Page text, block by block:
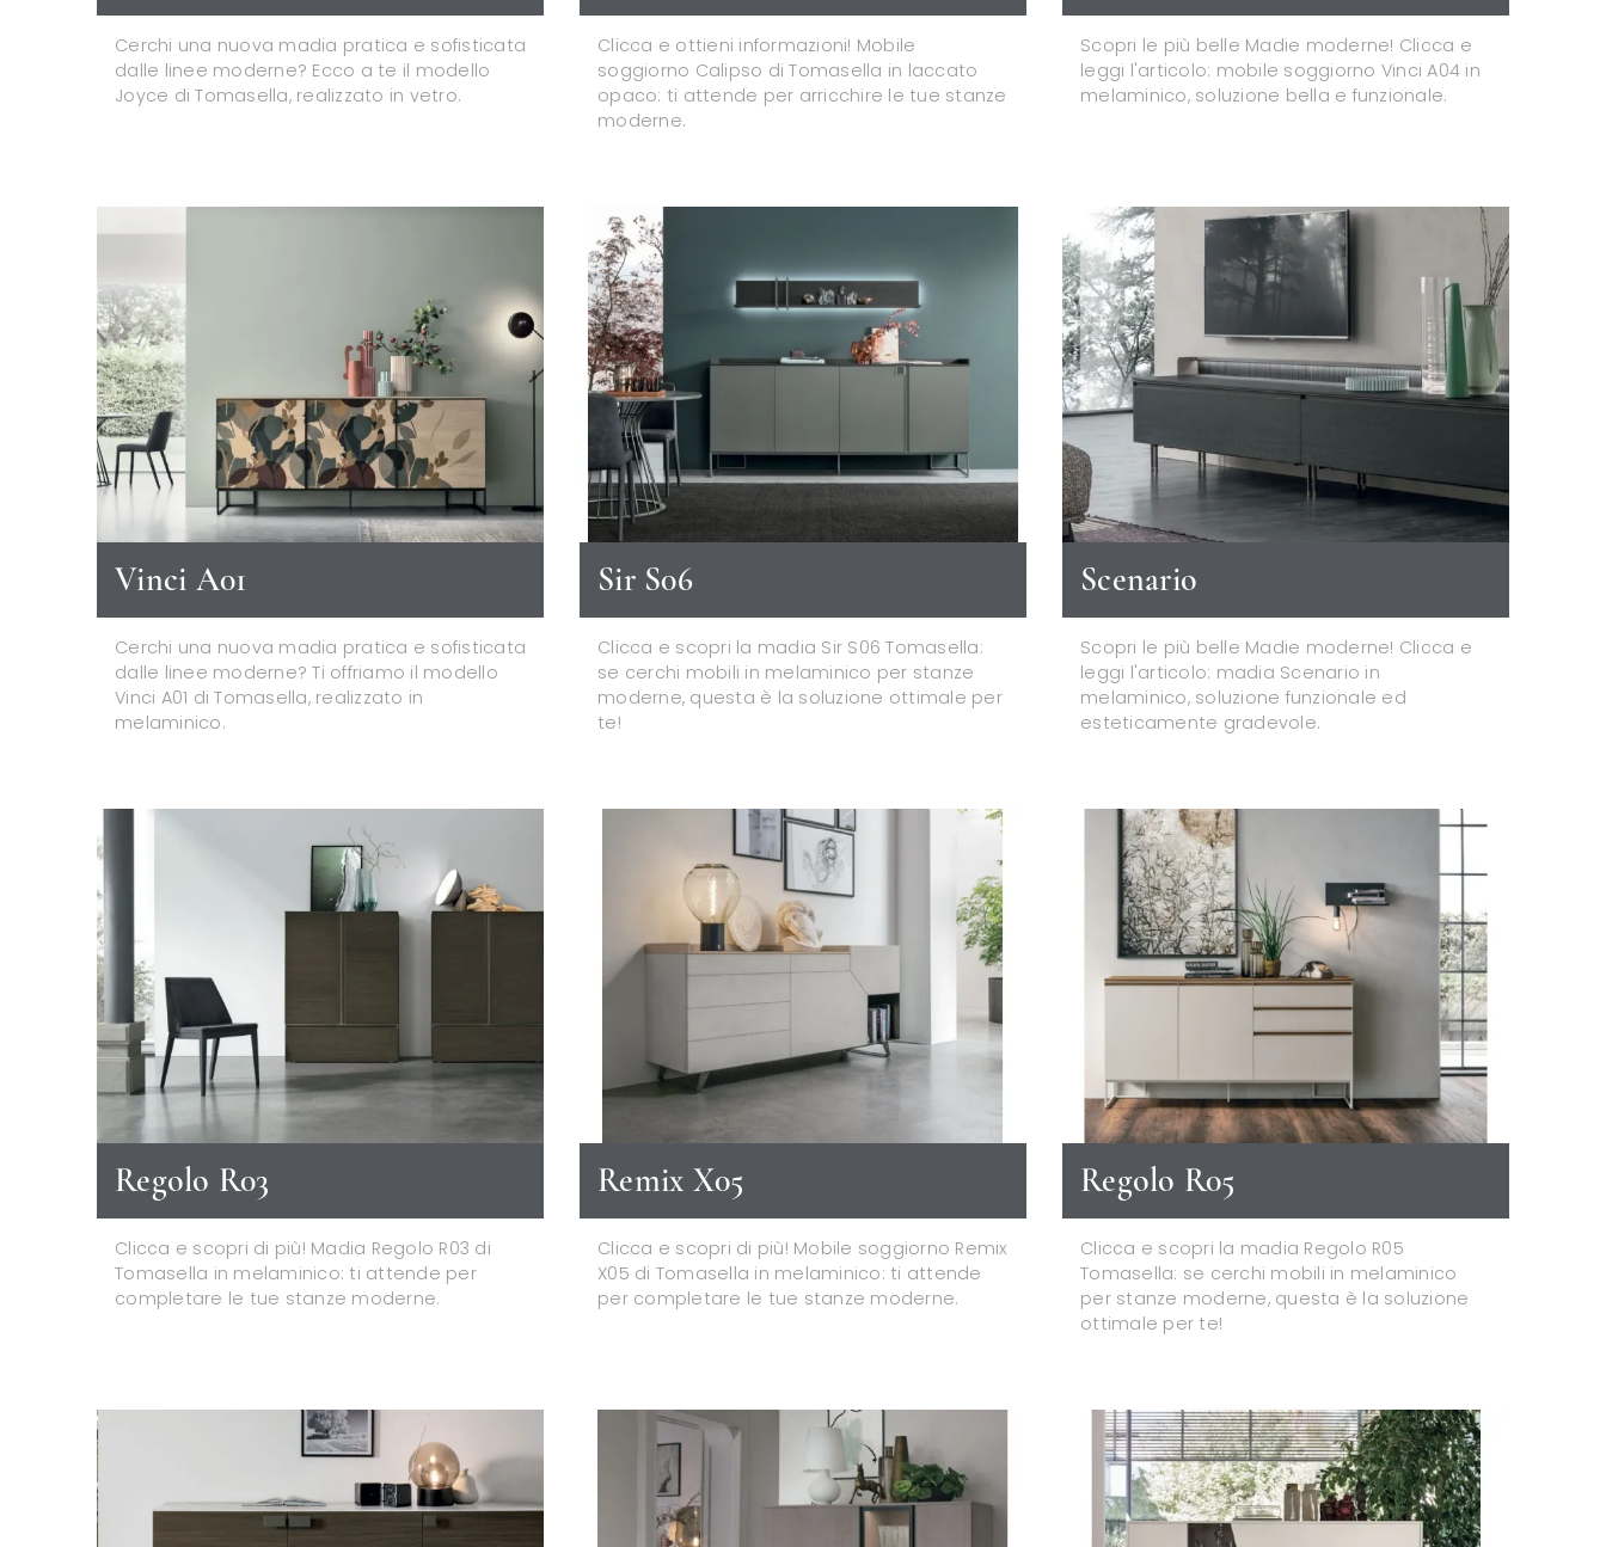
Cerchi una nuova madia pratica e sofisticata
dalle linee moderne? Ecco a te il modello
Joyce di Tomasella, realizzato in vetro.
Clicca e ottieni informazioni! Mobile
soggiorno Calipso di Tomasella in laccato
opaco: ti attende per arricchire le tue stanze
moderne.
Scopri le più belle Madie moderne! Clicca e
leggi l'articolo: mobile soggiorno Vinci A04 in
melaminico, soluzione bella e funzionale.
Vinci A01
Cerchi una nuova madia pratica e sofisticata
dalle linee moderne? Ti offriamo il modello
Vinci A01 di Tomasella, realizzato in
melaminico.
Sir S06
Clicca e scopri la madia Sir S06 Tomasella:
se cerchi mobili in melaminico per stanze
moderne, questa è la soluzione ottimale per
te!
Scenario
Scopri le più belle Madie moderne! Clicca e
leggi l'articolo: madia Scenario in
melaminico, soluzione funzionale ed
esteticamente gradevole.
Regolo R03
Clicca e scopri di più! Madia Regolo R03 di
Tomasella in melaminico: ti attende per
completare le tue stanze moderne.
Remix X05
Clicca e scopri di più! Mobile soggiorno Remix
X05 di Tomasella in melaminico: ti attende
per completare le tue stanze moderne.
Regolo R05
Clicca e scopri la madia Regolo R05
Tomasella: se cerchi mobili in melaminico
per stanze moderne, questa è la soluzione
ottimale per te!